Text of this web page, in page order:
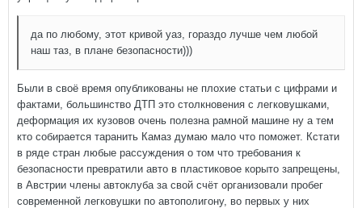
да по любому, этот кривой уаз, гораздо лучше чем любой
наш таз, в плане безопасности)))
Были в своё время опубликованы не плохие статьи с цифрами и
фактами, большинство ДТП это столкновения с легковушками,
деформация их кузовов очень полезна рамной машине ну а тем
кто собирается таранить Камаз думаю мало что поможет. Кстати
в ряде стран любые рассуждения о том что требования к
безопасности превратили авто в пластиковое корыто запрещены,
в Австрии члены автоклуба за свой счёт организовали пробег
современной легковушки по автополигону, во первых у них